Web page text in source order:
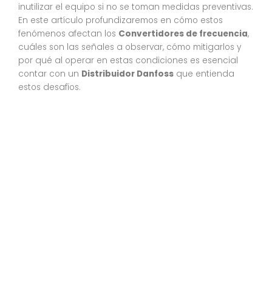
inutilizar el equipo si no se toman medidas preventivas.
En este artículo profundizaremos en cómo estos
fenómenos afectan los Convertidores de frecuencia,
cuáles son las señales a observar, cómo mitigarlos y
por qué al operar en estas condiciones es esencial
contar con un Distribuidor Danfoss que entienda
estos desafíos.